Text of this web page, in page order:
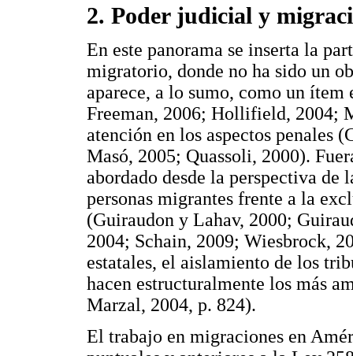
2. Poder judicial y
En este panorama se inserta la
migratorio, donde no ha sido un
aparece, a lo sumo, como un ítem
Freeman, 2006; Hollifield, 2004;
atención en los aspectos penales
Masó, 2005; Quassoli, 2000).
abordado desde la perspectiva
personas migrantes frente a la
(Guiraudon y Lahav, 2000;
2004; Schain, 2009; Wiesbrock,
estatales, el aislamiento de los
hacen estructuralmente los más
Marzal, 2004, p. 824).
El trabajo en migraciones en